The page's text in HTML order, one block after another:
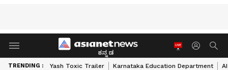
ಕನ್ನಡ
TRENDING : Yash Toxic Trailer Karnataka Education Department